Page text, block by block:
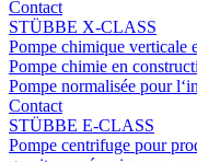
Contact
STÜBBE X-CLASS
Pompe chimique verticale
Pompe chimie en
Pompe normalisée pour
Contact
STÜBBE E-CLASS
Pompe centrifuge pour